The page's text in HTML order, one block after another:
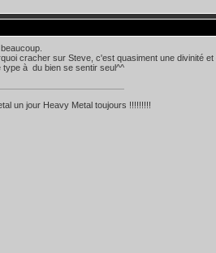
cracher sur Steve, c'est quasiment une divinité
type à du bien se sentir seul^^
un jour Heavy Metal toujours !!!!!!!!!